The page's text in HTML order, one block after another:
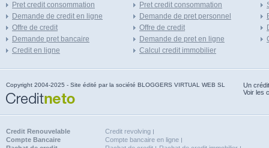
Pret credit consommation
Demande de credit en ligne
Offre de credit
Demande pret bancaire
Credit en ligne
Pret credit consommation
Demande de pret personnel
Offre de credit
Demande de pret en ligne
Calcul credit immobilier
Copyright 2004-2025 - Site édité par la société BLOGGERS VIRTUAL WEB SL
Un
Voir les
Credit Renouvelable
Credit revolving
Compte Bancaire
Compte bancaire en ligne